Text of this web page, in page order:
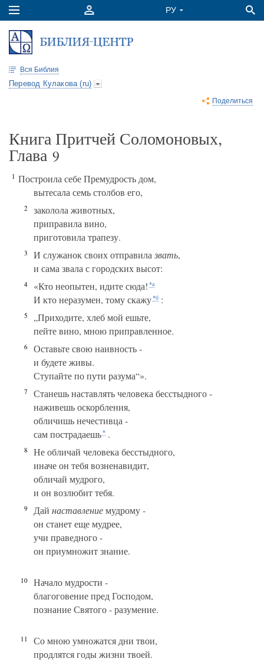
Вся Библия
Перевод Кулакова (ru)
Поделиться
Книга Притчей Соломоновых,
Глава 9
1 Построила себе Премудрость дом,
вытесала семь столбов его,
2
заколола животных,
приправила вино,
приготовила трапезу.
3 И служанок своих отправила звать,
и сама звала с городских высот:
4 «Кто неопытен, идите сюда! *а
И кто неразумен, тому скажу*б :
5
„Приходите, хлеб мой ешьте,
пейте вино, мною приправленное.
6
Оставьте свою наивность -
и будете живы.
Ступайте по пути разума“».
7
Станешь наставлять человека бесстыдного -
наживешь оскорбления,
обличишь нечестивца -
сам пострадаешь* .
8
Не обличай человека бесстыдного,
иначе он тебя возненавидит,
обличай мудрого,
и он возлюбит тебя.
9 Дай наставлениемудрому -
он станет еще мудрее,
учи праведного -
он приумножит знание.
10
Начало мудрости -
благоговение пред Господом,
познание Святого - разумение.
11
Со мною умножатся дни твои,
продлятся годы жизни твоей.